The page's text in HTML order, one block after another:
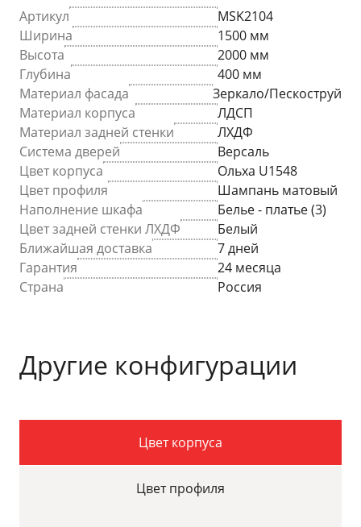
Артикул
MSK2104
Ширина
1500 мм
Высота
2000 мм
Глубина
400 мм
Материал фасада
Зеркало/Пескоструй
Материал корпуса
ЛДСП
Материал задней стенки
ЛХДФ
Система дверей
Версаль
Цвет корпуса
Ольха U1548
Цвет профиля
Шампань матовый
Наполнение шкафа
Белье - платье (3)
Цвет задней стенки ЛХДФ
Белый
Ближайшая доставка
7 дней
Гарантия
24 месяца
Страна
Россия
Другие конфигурации
Цвет корпуса
Цвет профиля